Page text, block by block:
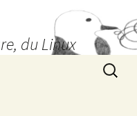
du Linux